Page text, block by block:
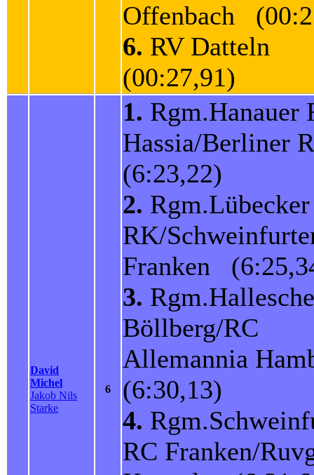
Offenbach
6. RV Datteln
(00:27,91)
David
Michel
Jakob Nils
Starke
6
1. Rgm.Hanauer
Hassia/Berliner
(6:23,22)
2. Rgm.Lübecker
RK/
Franken
3.
Böllberg/RC
Allemannia
(6:30,13)
4.
RC Franken/